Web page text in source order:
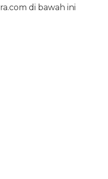
di bawah ini